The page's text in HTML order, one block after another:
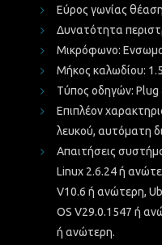
Εύρος γωνίας
Δυνατότητα
Μικρόφωνο:
Μήκος καλωδίου:
Τύπος οδηγών: Plug
Επιπλέον
λευκού, αυτόματη
Απαιτήσεις
Linux 2.6.24 ή
V10.6 ή ανώτερη,
OS V29.0.1547 ή
ή ανώτερη.